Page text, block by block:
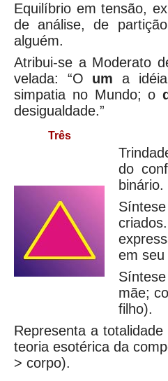
Equilíbrio em tensão,
de análise, de
alguém.
Atribui-se a Moderato
velada: “O um a
simpatia no Mundo; o
desigualdade.”
Três
do
em seu
mãe;
filho).
Representa a
teoria esotérica da
> corpo).